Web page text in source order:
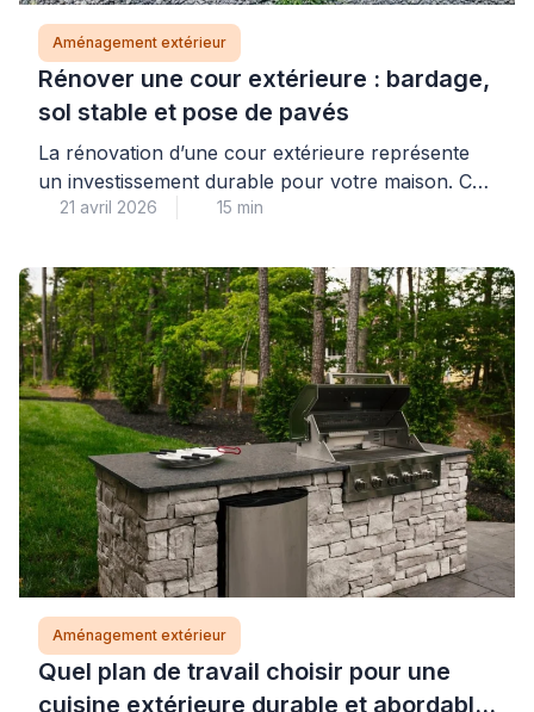
Aménagement extérieur
Rénover une cour extérieure : bardage,
sol stable et pose de pavés
La rénovation d’une cour extérieure représente
un investissement durable pour votre maison. Ce
type de projet combine esthétique et fonctionnalité
transformation réussie nécessite une planification
rigoureuse et le respect de techniques éprouvées.
Les professionnels qualifiés vous accompagnent
dans ces travaux pour garantir un résultat
pérenne. Installer un […]
21 avril 2026 15 min
Aménagement extérieur
Quel plan de travail choisir pour une
cuisine extérieure durable et abordable